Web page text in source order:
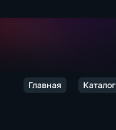
Главная Каталог